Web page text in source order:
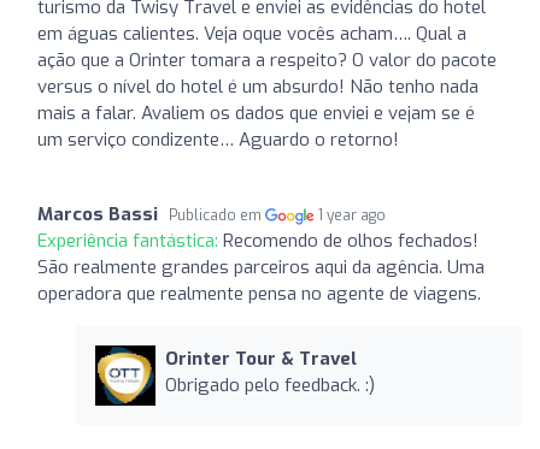
turismo da Twisy Travel e enviei as evidências do hotel
em águas calientes. Veja oque vocês acham…. Qual a
ação que a Orinter tomara a respeito? O valor do pacote
versus o nível do hotel é um absurdo! Não tenho nada
mais a falar. Avaliem os dados que enviei e vejam se é
um serviço condizente… Aguardo o retorno!
Marcos Bassi Publicado em 1 year ago
Experiência fantástica: Recomendo de olhos fechados!
São realmente grandes parceiros aqui da agência. Uma
operadora que realmente pensa no agente de viagens.
Orinter Tour & Travel
Obrigado pelo feedback. :)